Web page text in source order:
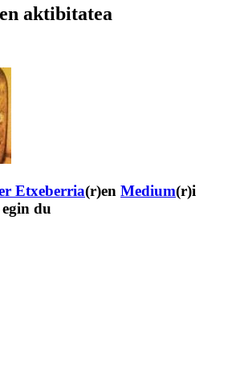
aktibitatea
Etxeberria(r)en Medium(r)i
du